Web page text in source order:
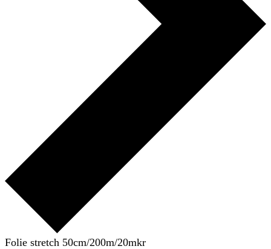
Folie stretch 50cm/200m/20mkr